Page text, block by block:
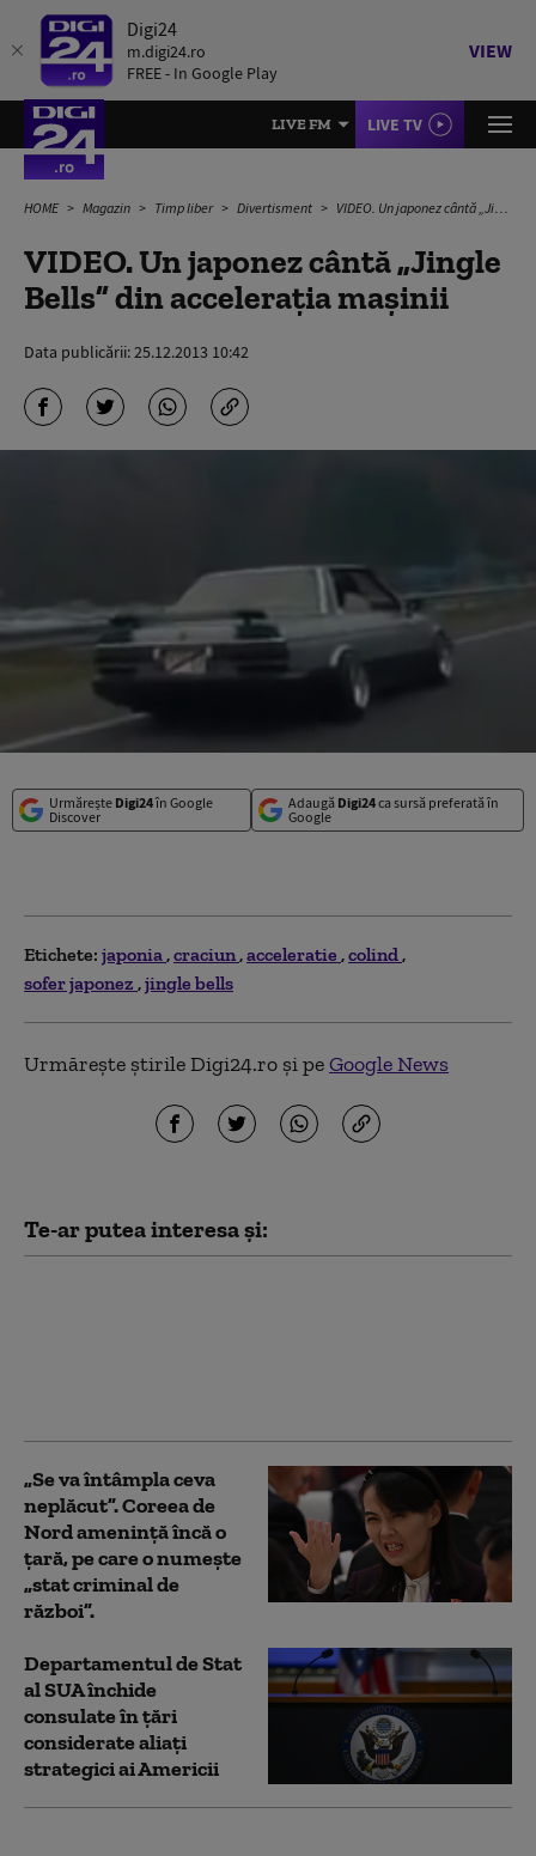
Digi24
m.digi24.ro
FREE - In Google Play
VIEW
LIVE FM LIVE TV
HOME Magazin Timp liber Divertisment VIDEO. Un japonez cântă „Jingle Bells” din accelerația mașinii
VIDEO. Un japonez cântă „Jingle
Bells” din accelerația mașinii
Data publicării:25.12.2013 10:42
Urmărește Digi24în Google
Discover
Adaugă Digi24ca sursă preferată în
Google
Etichete: japonia craciun acceleratie colind
sofer japonez jingle bells
Urmărește știrile Digi24.ro și peGoogle News
Te-ar putea interesa și:
„Se va întâmpla ceva
neplăcut”. Coreea de
Nord amenință încă o
țară, pe care o numește
„stat criminal de
război”.
Departamentul de Stat
al SUA închide
consulate în țări
considerate aliați
strategici ai Americii